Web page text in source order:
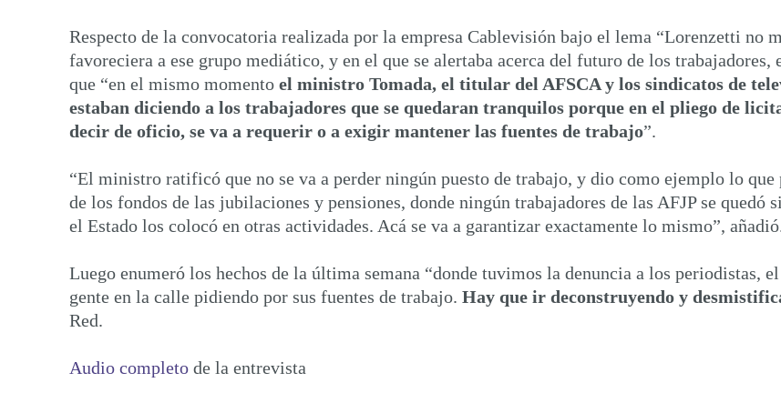
Respecto de la convocatoria realizada por la empresa Cablevisión bajo el lema “Lorenzetti no
favoreciera a ese grupo mediático, y en el que se alertaba acerca del futuro de los
que “en el mismo momento el ministro Tomada, el titular del AFSCA y los sindicatos de
estaban diciendo a los trabajadores que se quedaran tranquilos porque en el pliego de
decir de oficio, se va a requerir o a exigir mantener las fuentes de trabajo”.
“El ministro ratificó que no se va a perder ningún puesto de trabajo, y dio como ejemplo lo que
de los fondos de las jubilaciones y pensiones, donde ningún trabajadores de las AFJP se
el Estado los colocó en otras actividades. Acá se va a garantizar exactamente lo mismo”,
Luego enumeró los hechos de la última semana “donde tuvimos la denuncia a los periodistas,
gente en la calle pidiendo por sus fuentes de trabajo. Hay que ir deconstruyendo y
Red.
Audio completo de la entrevista